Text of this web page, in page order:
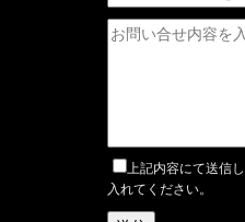
上記内容にて送信
入れてください。